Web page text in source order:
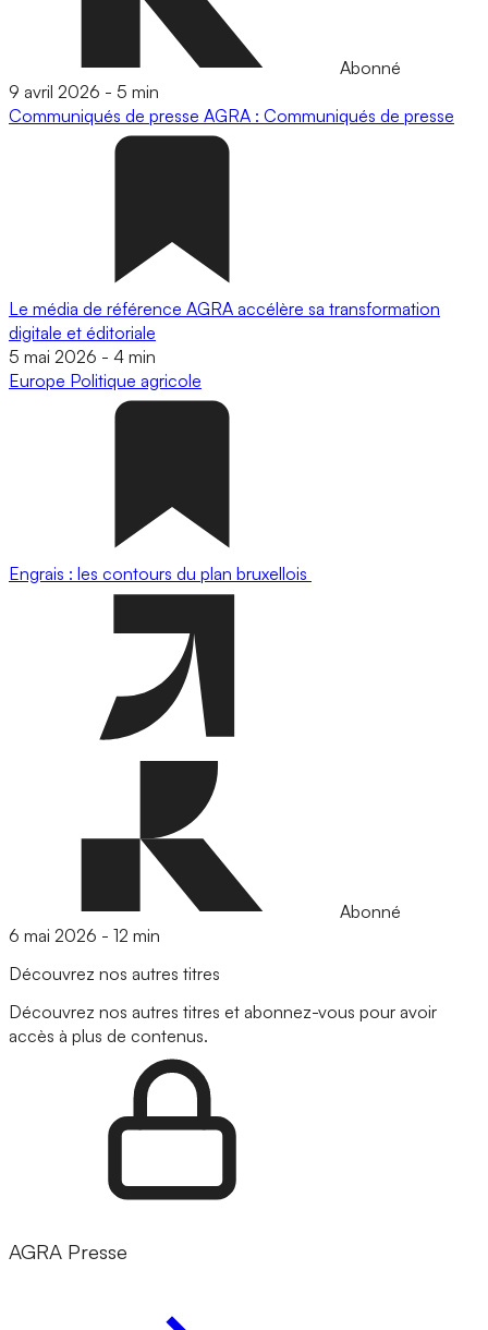
Abonné
9 avril 2026 - 5 min
Communiqués de presse AGRA : Communiqués de presse
Le média de référence AGRA accélère sa transformation
digitale et éditoriale
5 mai 2026 - 4 min
Europe Politique agricole
Engrais : les contours du plan bruxellois
Abonné
6 mai 2026 - 12 min
Découvrez nos autres titres
Découvrez nos autres titres et abonnez-vous pour avoir
accès à plus de contenus.
AGRA Presse